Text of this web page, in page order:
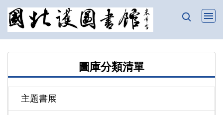
跳
到
容
區
圖庫分類清單
主題書展